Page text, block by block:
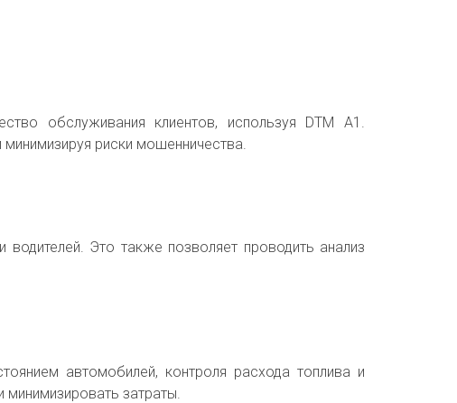
обслуживания клиентов, используя DTM A1.
риски мошенничества.
Это также позволяет проводить анализ
автомобилей, контроля расхода топлива и
минимизировать затраты.